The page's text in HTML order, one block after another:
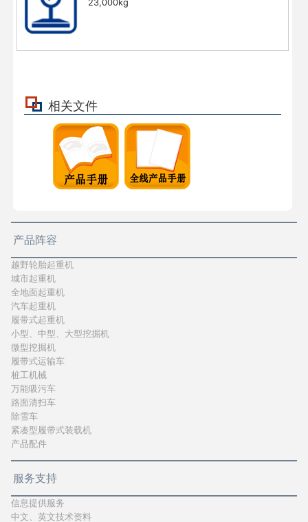
23,000kg
相关文件
产品阵容
越野轮胎起重机
城市起重机
全地面起重机
汽车起重机
履带式起重机
小型、中型、大型挖掘机
微型挖掘机
履带式运输车
桩工机械
万能吸污车
路面清扫车
除雪车
紧凑型履带式装载机
产品配件
服务支持
信息提供服务
中文、英文技术资料